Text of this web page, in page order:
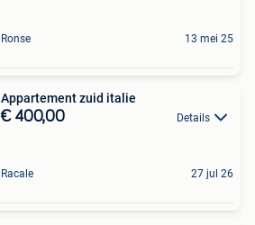
Ronse 13 mei 25
Appartement zuid italie
€ 400,00 Details
Racale 27 jul 26